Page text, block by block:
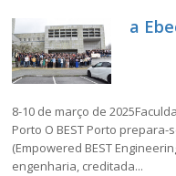
a
8-10 de março de
Porto O BEST Porto
(Empowered BEST
engenharia, creditada...